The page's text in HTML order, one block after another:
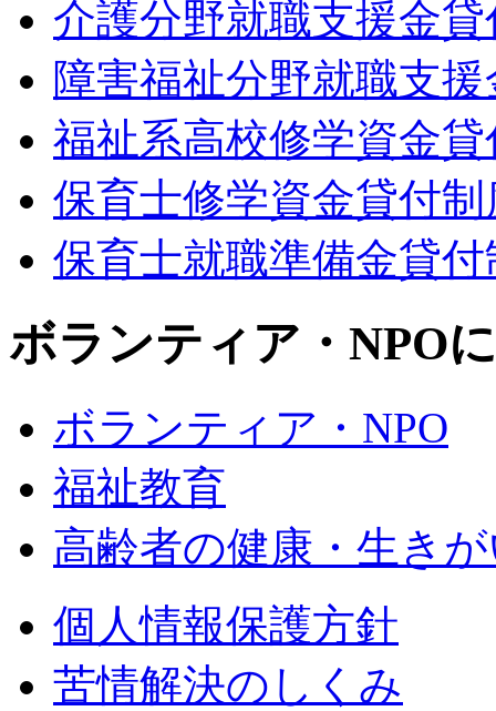
介護分野就職支援金
障害福祉分野就職支
福祉系高校修学資金
保育士修学資金貸付制
保育士就職準備金貸付
ボランティア・NPO
ボランティア・NPO
福祉教育
高齢者の健康・生き
個人情報保護方針
苦情解決のしくみ